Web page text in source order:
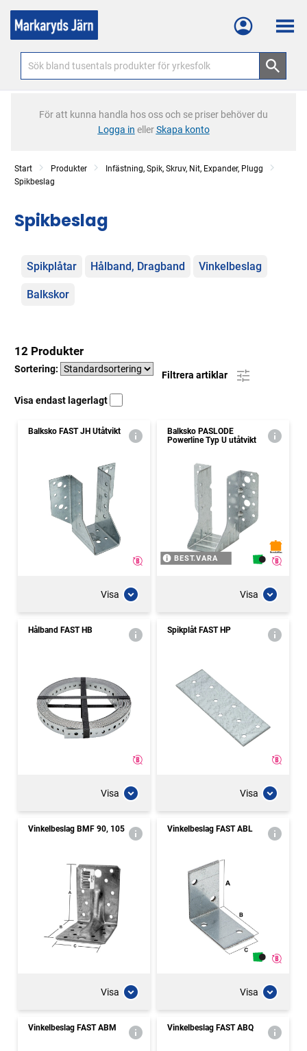
Meny
För att kunna handla hos oss och se priser behöver du
Logga in ellerSkapa konto
Start Produkter
Infästning, Spik, Skruv, Nit, Expander, Plugg
Spikbeslag
Spikbeslag
Kategorier
Spikplåtar Hålband, Dragband Vinkelbeslag
Balkskor
12 Produkter
Sortering:
Filtrera artiklar
Visa endast lagerlagt
Balksko FAST JH Utåtvikt
Visa
Balksko PASLODE
Powerline Typ U utåtvikt
BEST.VARA
Visa
Hålband FAST HB
Visa
Spikplåt FAST HP
Visa
Vinkelbeslag BMF 90, 105
Visa
Vinkelbeslag FAST ABL
Visa
Vinkelbeslag FAST ABM Vinkelbeslag FAST ABQ